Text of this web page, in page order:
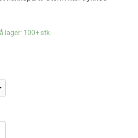
lager: 100+ stk.